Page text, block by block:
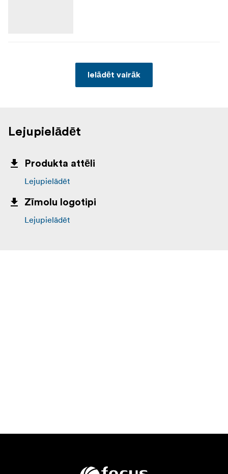
Ielādēt vairāk
Lejupielādēt
Produkta attēli
Lejupielādēt
Zīmolu logotipi
Lejupielādēt